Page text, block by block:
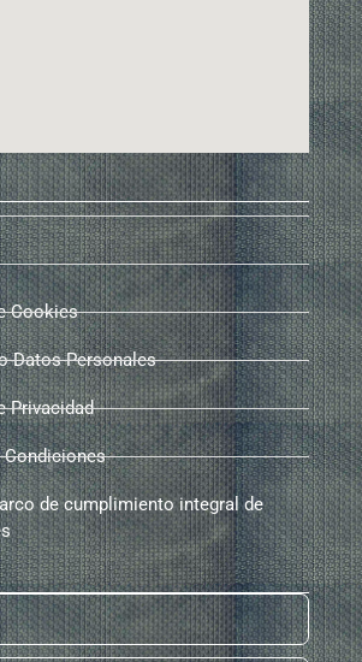
Cookies
Datos Personales
Privacidad
de cumplimiento integral de